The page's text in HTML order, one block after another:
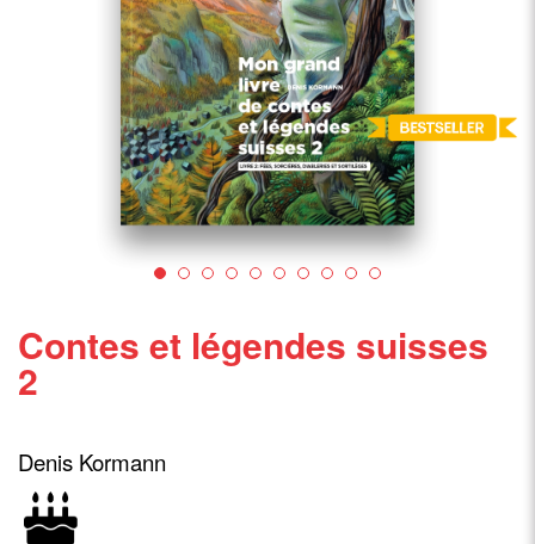
Contes et légendes suisses
2
Denis Kormann